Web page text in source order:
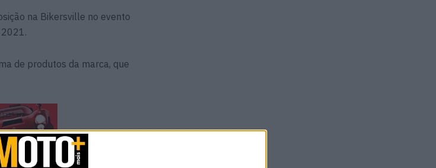
na Bikersville no evento
de produtos da marca, que
de motos elétrica mais